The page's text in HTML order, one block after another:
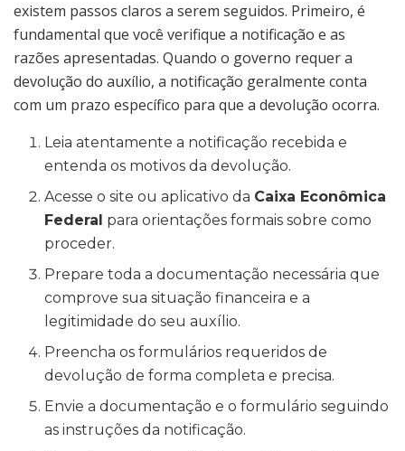
existem passos claros a serem seguidos. Primeiro, é
fundamental que você verifique a notificação e as
razões apresentadas. Quando o governo requer a
devolução do auxílio, a notificação geralmente conta
com um prazo específico para que a devolução ocorra.
Leia atentamente a notificação recebida e
entenda os motivos da devolução.
Acesse o site ou aplicativo da Caixa Econômica
Federal para orientações formais sobre como
proceder.
Prepare toda a documentação necessária que
comprove sua situação financeira e a
legitimidade do seu auxílio.
Preencha os formulários requeridos de
devolução de forma completa e precisa.
Envie a documentação e o formulário seguindo
as instruções da notificação.